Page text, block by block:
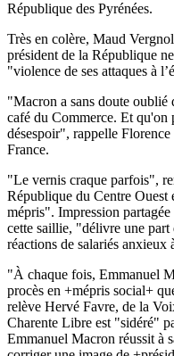
République des Pyrénées.
Très en colère, Maud
président de la République
"violence de ses attaques à
"Macron a sans doute oublié
café du Commerce. Et qu'on
désespoir", rappelle
France.
"Le vernis craque parfois",
République du Centre Ouest
mépris". Impression
cette saillie, "délivre une part
réactions de salariés
"À chaque fois, Emmanuel
procès en +mépris social+
relève Hervé Favre, de la
Charente Libre est "sidéré"
Emmanuel Macron réussit à